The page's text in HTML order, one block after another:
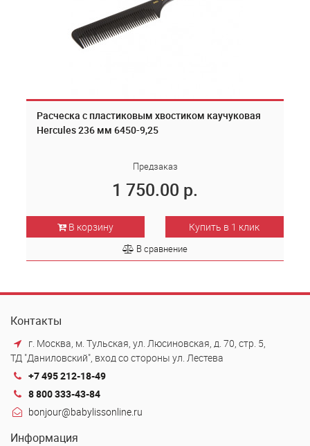
Расческа с пластиковым хвостиком каучуковая
Hercules 236 мм 6450-9,25
Предзаказ
1 750.00 р.
В корзину Купить в 1 клик
В сравнение
Контакты
г. Москва, м. Тульская, ул. Люсиновская, д. 70, стр. 5,
ТД "Даниловский", вход со стороны ул. Лестева
+7 495 212-18-49
8 800 333-43-84
bonjour@babylissonline.ru
Информация